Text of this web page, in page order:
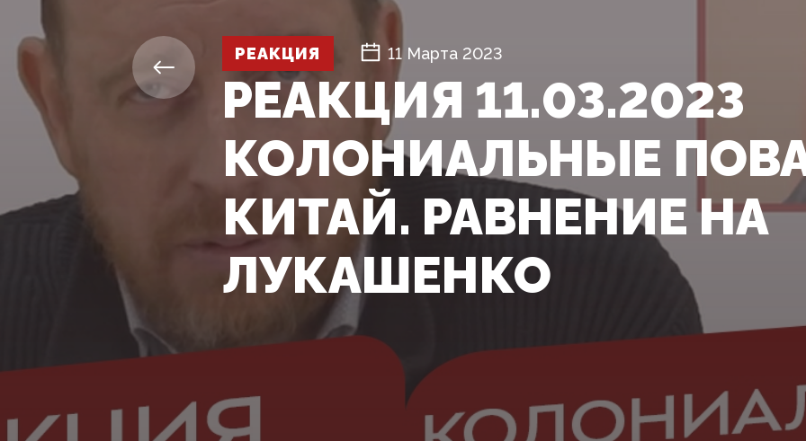
РЕАКЦИЯ 11 Марта 2023
РЕАКЦИЯ 11.03.2023
КОЛОНИАЛЬНЫЕ
КИТАЙ. РАВНЕНИЕ НА
ЛУКАШЕНКО